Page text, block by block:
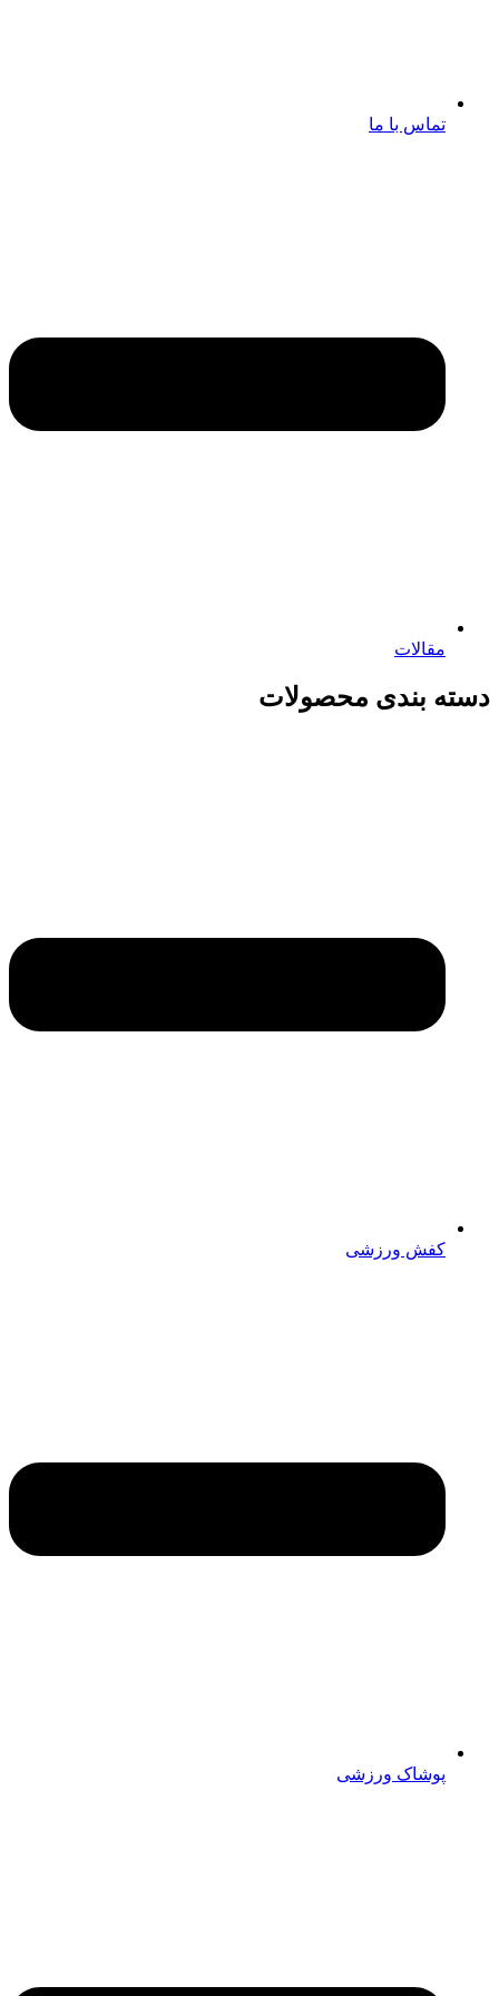
تماس با ما
مقالات
دسته بندی محصولات
کفش ورزشی
پوشاک ورزشی